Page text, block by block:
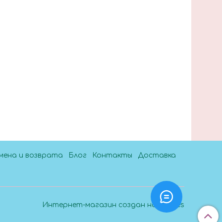
и возврата Блог Контакты Доставка
Интернет-магазин создан на InSales